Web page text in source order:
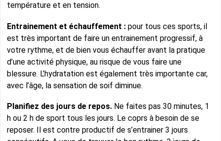
température et en tension.
Entrainement et échauffement : pour tous ces sports, il
est très important de faire un entrainement progressif, à
votre rythme, et de bien vous échauffer avant la pratique
d’une activité physique, au risque de vous faire une
blessure. L’hydratation est également très importante car,
avec l’âge, la sensation de soif diminue.
Planifiez des jours de repos. Ne faites pas 30 minutes, 1
h ou 2 h de sport tous les jours. Le coprs à besoin de se
reposer. Il est contre productif de s’entrainer 3 jours